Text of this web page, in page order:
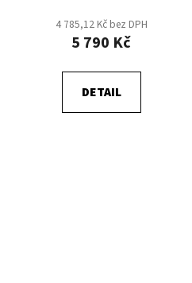
4 785,12 Kč bez DPH
5 790 Kč
DETAIL